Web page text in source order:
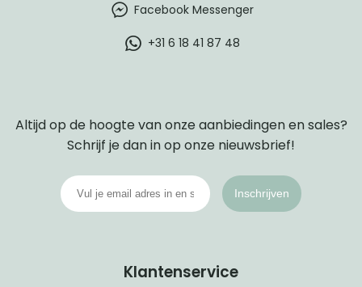
Facebook Messenger
+31 6 18 41 87 48
Altijd op de hoogte van onze aanbiedingen en sales?
Schrijf je dan in op onze nieuwsbrief!
Inschrijven
Klantenservice